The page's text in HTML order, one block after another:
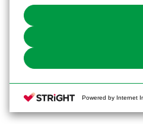
You can change your consent or
Powered by Internet